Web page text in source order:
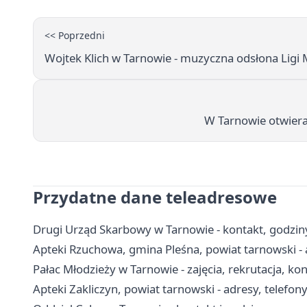
<< Poprzedni
Wojtek Klich w Tarnowie - muzyczna odsłona
W Tarnowie
Przydatne dane teleadresowe
Drugi Urząd Skarbowy w Tarnowie - kontakt,
Apteki Rzuchowa, gmina Pleśna, powiat tarnowski
Pałac Młodzieży w Tarnowie - zajęcia, rekrutacja,
Apteki Zakliczyn, powiat tarnowski - adresy,